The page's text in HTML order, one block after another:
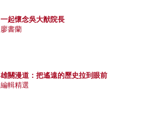
一起懷念吳大猷院長
廖書蘭
雄關漫道：把遙遠的歷史拉到眼前
編輯精選